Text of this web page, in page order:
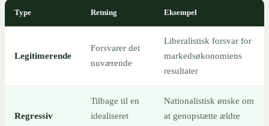
Type Retning Eksempel
Legitimerende
Forsvarer det
nuværende
Liberalistisk forsvar for
markedsøkonomiens
resultater
Regressiv
Tilbage til en
idealiseret
Nationalistisk ønske om
at genopstætte ældre